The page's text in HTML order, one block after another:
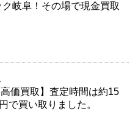
岐阜！その場で現金買取
高価買取】査定時間は約15
で買い取りました。